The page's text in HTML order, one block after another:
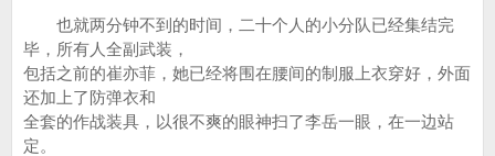
也就两分钟不到的时间，二十个人的小分队已经集结完
毕，所有人全副武装，
包括之前的崔亦菲，她已经将围在腰间的制服上衣穿好，外面
还加上了防弹衣和
全套的作战装具，以很不爽的眼神扫了李岳一眼，在一边站
定。